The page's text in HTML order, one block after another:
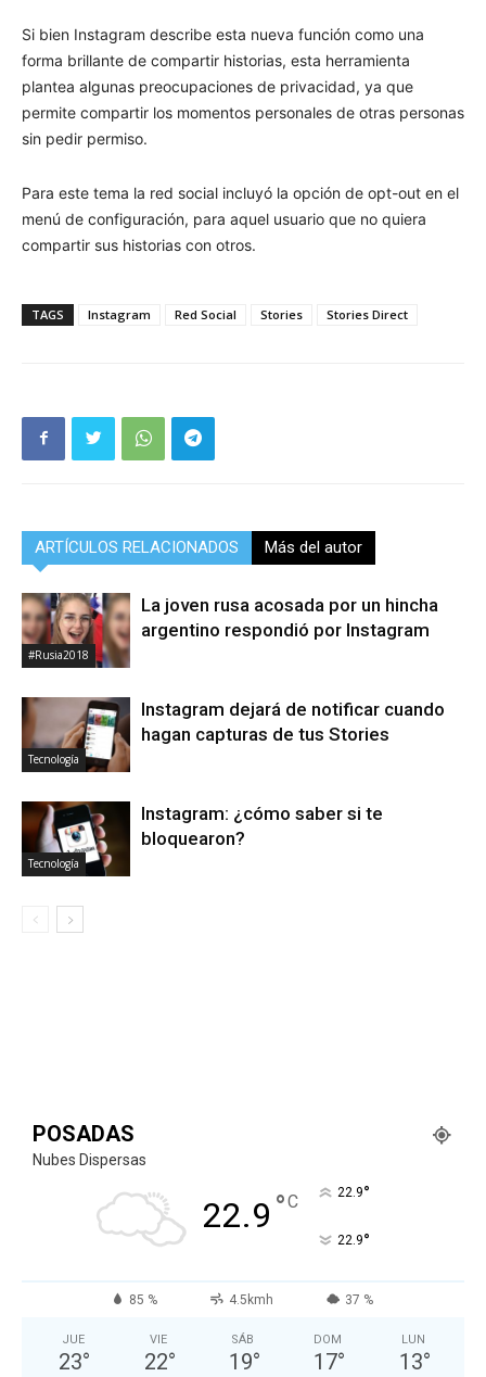
Si bien Instagram describe esta nueva función como una
forma brillante de compartir historias, esta herramienta
plantea algunas preocupaciones de privacidad, ya que
permite compartir los momentos personales de otras personas
sin pedir permiso.
Para este tema la red social incluyó la opción de opt-out en el
menú de configuración, para aquel usuario que no quiera
compartir sus historias con otros.
TAGS Instagram Red Social Stories Stories Direct
ARTÍCULOS RELACIONADOS Más del autor
#Rusia2018
La joven rusa acosada por un hincha
argentino respondió por Instagram
Tecnología
Instagram dejará de notificar cuando
hagan capturas de tus Stories
Tecnología
Instagram: ¿cómo saber si te
bloquearon?
POSADAS
Nubes Dispersas
22.9 °C 22.9°
22.9°
85 % 4.5kmh 37 %
JUE
23°
VIE
22°
SÁB
19°
DOM
17°
LUN
13°